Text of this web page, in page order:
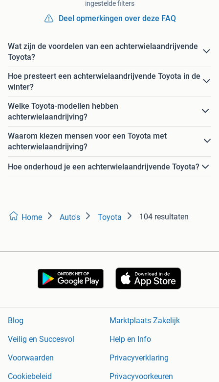
ingestelde filters
Deel opmerkingen over deze FAQ
Wat zijn de voordelen van een achterwielaandrijvende
Toyota?
Hoe presteert een achterwielaandrijvende Toyota in de
winter?
Welke Toyota-modellen hebben
achterwielaandrijving?
Waarom kiezen mensen voor een Toyota met
achterwielaandrijving?
Hoe onderhoud je een achterwielaandrijvende Toyota?
Home Auto's Toyota 104 resultaten
Blog
Marktplaats Zakelijk
Veilig en Succesvol
Help en Info
Voorwaarden
Privacyverklaring
Cookiebeleid
Privacyvoorkeuren